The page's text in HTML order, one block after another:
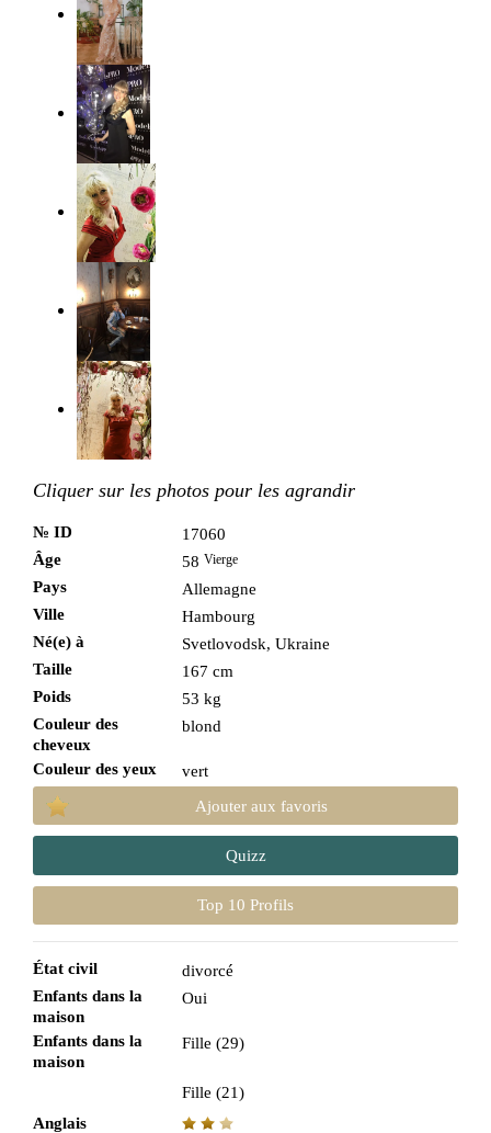
Cliquer sur les photos pour les agrandir
№ ID
17060
Âge
58 Vierge
Pays
Allemagne
Ville
Hambourg
Né(e) à
Svetlovodsk, Ukraine
Taille
167 cm
Poids
53 kg
Couleur des
cheveux
blond
Couleur des yeux
vert
Ajouter aux favoris
Quizz
Top 10 Profils
État civil
divorcé
Enfants dans la
maison
Oui
Enfants dans la
maison
Fille (29)
Fille (21)
Anglais